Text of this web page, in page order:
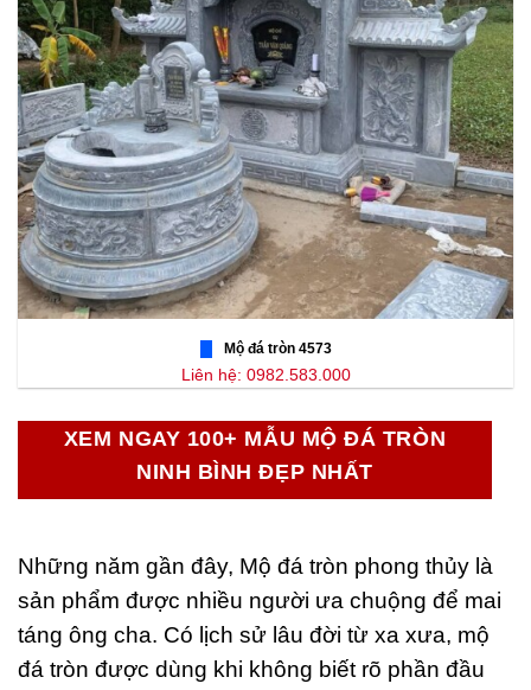
Mộ đá tròn 4573
Liên hệ: 0982.583.000
XEM NGAY 100+ MẪU MỘ ĐÁ TRÒN
NINH BÌNH ĐẸP NHẤT
Những năm gần đây, Mộ đá tròn phong thủy là
sản phẩm được nhiều người ưa chuộng để mai
táng ông cha. Có lịch sử lâu đời từ xa xưa, mộ
đá tròn được dùng khi không biết rõ phần đầu